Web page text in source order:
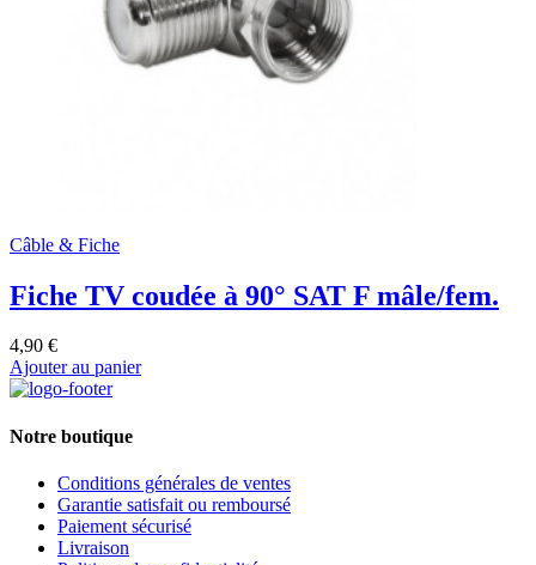
Câble & Fiche
Fiche TV coudée à 90° SAT F mâle/fem.
4,90 €
Ajouter au panier
Notre boutique
Conditions générales de ventes
Garantie satisfait ou remboursé
Paiement sécurisé
Livraison